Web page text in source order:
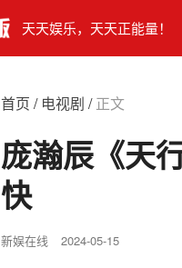
天天娱乐，天天正能量！
首页 / 电视剧 /正文
庞瀚辰《天
快
新娱在线 2024-05-15